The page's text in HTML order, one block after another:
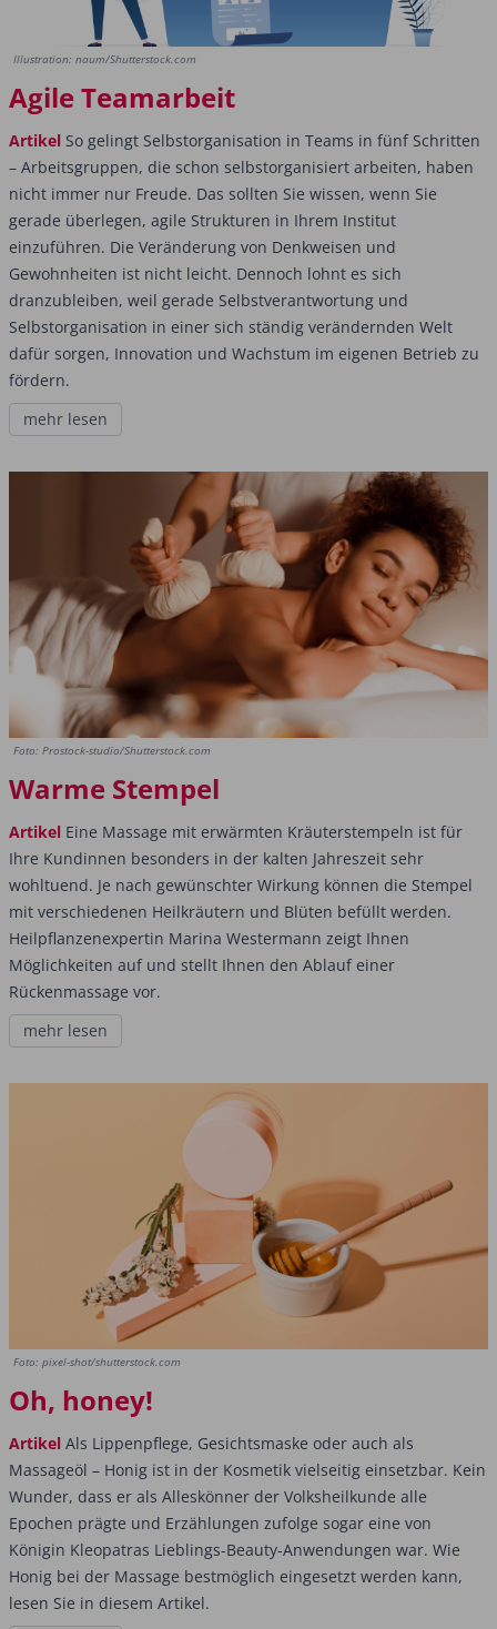
Illustration: naum/Shutterstock.com
Agile Teamarbeit
Artikel So gelingt Selbstorganisation in Teams in fünf Schritten
– Arbeitsgruppen, die schon selbstorganisiert arbeiten, haben
nicht immer nur Freude. Das sollten Sie wissen, wenn Sie
gerade überlegen, agile Strukturen in Ihrem Institut
einzuführen. Die Veränderung von Denkweisen und
Gewohnheiten ist nicht leicht. Dennoch lohnt es sich
dranzubleiben, weil gerade Selbstverantwortung und
Selbstorganisation in einer sich ständig verändernden Welt
dafür sorgen, Innovation und Wachstum im eigenen Betrieb zu
fördern.
mehr lesen
Foto: Prostock-studio/Shutterstock.com
Warme Stempel
Artikel Eine Massage mit erwärmten Kräuterstempeln ist für
Ihre Kundinnen besonders in der kalten Jahreszeit sehr
wohltuend. Je nach gewünschter Wirkung können die Stempel
mit verschiedenen Heilkräutern und Blüten befüllt werden.
Heilpflanzenexpertin Marina Westermann zeigt Ihnen
Möglichkeiten auf und stellt Ihnen den Ablauf einer
Rückenmassage vor.
mehr lesen
Foto: pixel-shot/shutterstock.com
Oh, honey!
Artikel Als Lippenpflege, Gesichtsmaske oder auch als
Massageöl – Honig ist in der Kosmetik vielseitig einsetzbar. Kein
Wunder, dass er als Alleskönner der Volksheilkunde alle
Epochen prägte und Erzählungen zufolge sogar eine von
Königin Kleopatras Lieblings-Beauty-Anwendungen war. Wie
Honig bei der Massage bestmöglich eingesetzt werden kann,
lesen Sie in diesem Artikel.